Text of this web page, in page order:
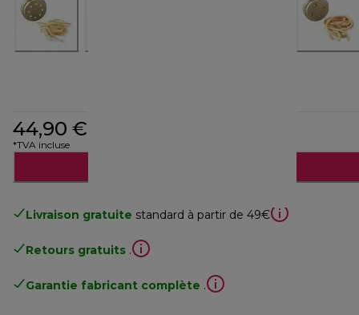
44,90 €
*TVA incluse
Livraison gratuite standard à partir de 49€
Retours gratuits .
Garantie fabricant complète .